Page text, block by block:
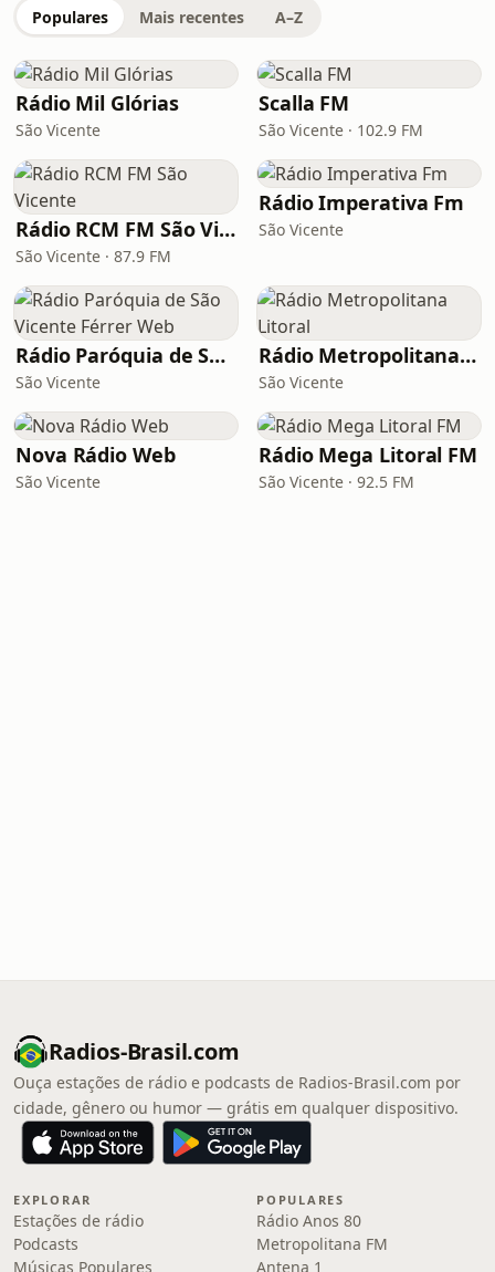
Populares Mais recentes A–Z
Rádio Mil Glórias
São Vicente
Scalla FM
São Vicente · 102.9 FM
Rádio RCM FM São Vicente
São Vicente · 87.9 FM
Rádio Imperativa Fm
São Vicente
Rádio Paróquia de São Vicente Férrer Web
São Vicente
Rádio Metropolitana Litoral
São Vicente
Nova Rádio Web
São Vicente
Rádio Mega Litoral FM
São Vicente · 92.5 FM
Radios-Brasil.com
Ouça estações de rádio e podcasts de Radios-Brasil.com por
cidade, gênero ou humor — grátis em qualquer dispositivo.
EXPLORAR
Estações de rádio
Podcasts
Músicas Populares
POPULARES
Rádio Anos 80
Metropolitana FM
Antena 1